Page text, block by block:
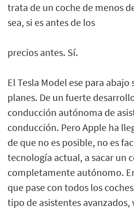
trata de un coche de menos
sea, si es antes de los
precios antes. Sí.
El Tesla Model ese para abajo
planes. De un fuerte
conducción autónoma de
conducción. Pero Apple ha
de que no es posible, no es
tecnología actual, a sacar un
completamente autónomo.
que pase con todos los
tipo de asistentes avanzados,